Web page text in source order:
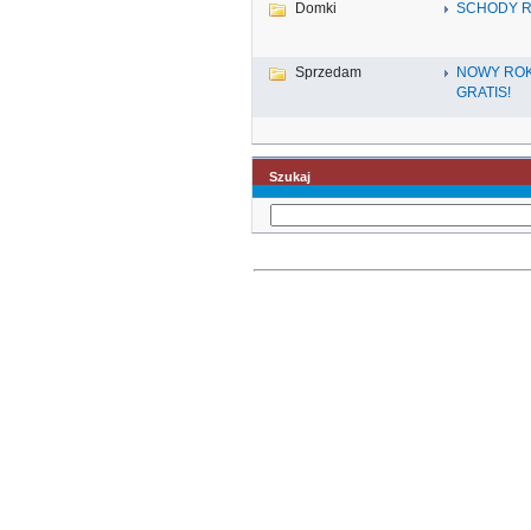
Domki SCHODY
Sprzedam
NOWY
GRATIS!
Szukaj